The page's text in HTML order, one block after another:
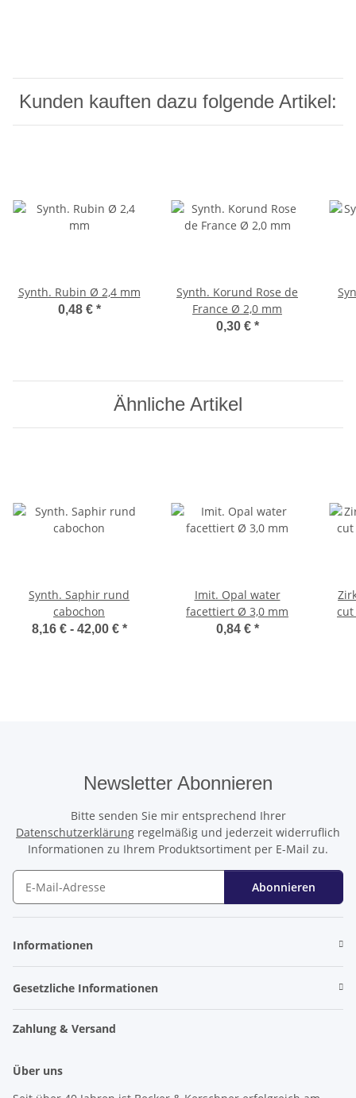
Kunden kauften dazu folgende Artikel:
Synth. Rubin Ø 2,4 mm
0,48 € *
Synth. Korund Rose de
France Ø 2,0 mm
0,30 € *
Ähnliche Artikel
Synth. Saphir rund
cabochon
8,16 € - 42,00 € *
Imit. Opal water
facettiert Ø 3,0 mm
0,84 € *
cut
Newsletter Abonnieren
Bitte senden Sie mir entsprechend Ihrer
Datenschutzerklärung regelmäßig und jederzeit widerruflich
Informationen zu Ihrem Produktsortiment per E-Mail zu.
Abonnieren
Informationen
Gesetzliche Informationen
Zahlung & Versand
Über uns